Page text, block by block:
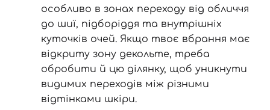
особливо в зонах переходу від обличчя
до шиї, підборіддя та внутрішніх
куточків очей. Якщо твоє вбрання має
відкриту зону декольте, треба
обробити й цю ділянку, щоб уникнути
видимих переходів між різними
відтінками шкіри.